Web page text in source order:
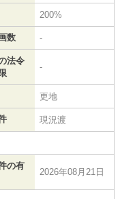
200%
数 -
法令
-
更地
現況渡
の有
2026年08月21日